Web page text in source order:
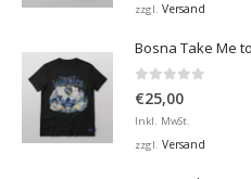
zzgl. Versand
Bosna Take Me
€25,00
Inkl. MwSt.
zzgl. Versand